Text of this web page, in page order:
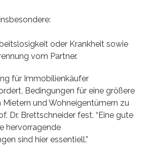
oder Krankheit sowie
vom Partner.
für Immobilienkäufer
Bedingungen für eine größere
und Wohneigentümern zu
Dr. Brettschneider fest. “Eine gute
hervorragende
sind hier essentiell.”